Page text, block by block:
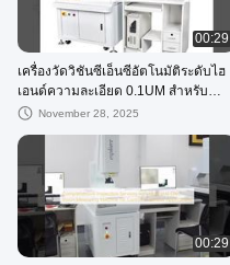
00:29
เครื่องวัดวิชันซีเอ็นซีอัตโนมัติระดับไฮ
เอนด์ความละเอียด 0.1UM สำหรับ
นาฬิกามือถือการตรวจสอบอัตโนมัติ
November 28, 2025
00:29